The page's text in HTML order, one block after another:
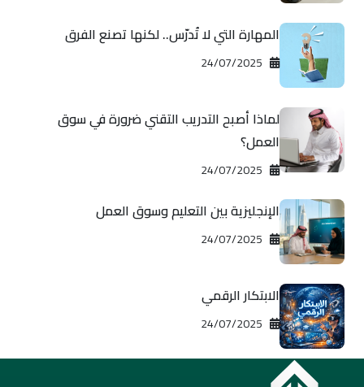
المهارة التي لا تُدرّس.. لكنها تصنع الفرق
لماذا أصبح التدريب التقني ضرورة في سوق
العمل؟
الإنجليزية بين التعليم وسوق العمل
الابتكار الرقمي